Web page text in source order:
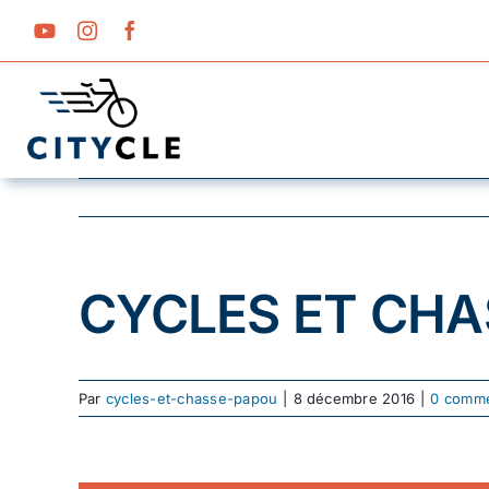
CYCLES ET
Par cycles-et-chasse-papou 8 décembre 2016 0